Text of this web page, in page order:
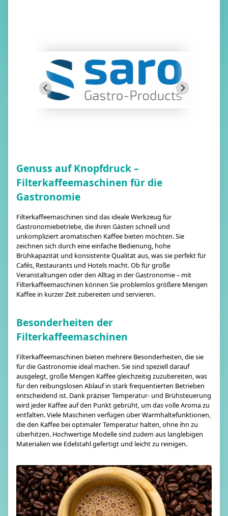
Genuss auf Knopfdruck –
Filterkaffeemaschinen für die
Gastronomie
Filterkaffeemaschinen sind das ideale Werkzeug für
Gastronomiebetriebe, die ihren Gästen schnell und
unkompliziert aromatischen Kaffee bieten möchten. Sie
zeichnen sich durch eine einfache Bedienung, hohe
Brühkapazität und konsistente Qualität aus, was sie perfekt für
Cafés, Restaurants und Hotels macht. Ob für große
Veranstaltungen oder den Alltag in der Gastronomie – mit
Filterkaffeemaschinen können Sie problemlos größere Mengen
Kaffee in kurzer Zeit zubereiten und servieren.
Besonderheiten der
Filterkaffeemaschinen
Filterkaffeemaschinen bieten mehrere Besonderheiten, die sie
für die Gastronomie ideal machen. Sie sind speziell darauf
ausgelegt, große Mengen Kaffee gleichzeitig zuzubereiten, was
für den reibungslosen Ablauf in stark frequentierten Betrieben
entscheidend ist. Dank präziser Temperatur- und Brühsteuerung
wird jeder Kaffee auf den Punkt gebrüht, um das volle Aroma zu
entfalten. Viele Maschinen verfügen über Warmhaltefunktionen,
die den Kaffee bei optimaler Temperatur halten, ohne ihn zu
überhitzen. Hochwertige Modelle sind zudem aus langlebigen
Materialien wie Edelstahl gefertigt und leicht zu reinigen.